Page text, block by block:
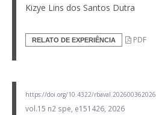
Kizye Lins dos Santos Dutra
RELATO DE EXPERIÊNCIA PDF
https://doi.org/10.4322/rbaval.202600362026
vol.15 n2 spe, e151426, 2026